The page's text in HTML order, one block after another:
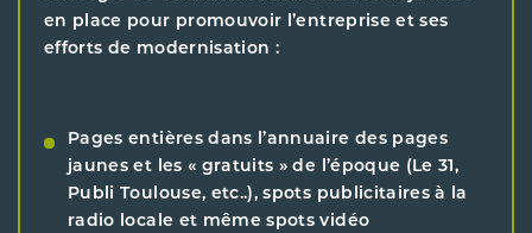
en place pour promouvoir l’entreprise et ses
efforts de modernisation :
Pages entières dans l’annuaire des pages
jaunes et les « gratuits » de l’époque (Le 31,
Publi Toulouse, etc..), spots publicitaires à la
radio locale et même spots vidéo